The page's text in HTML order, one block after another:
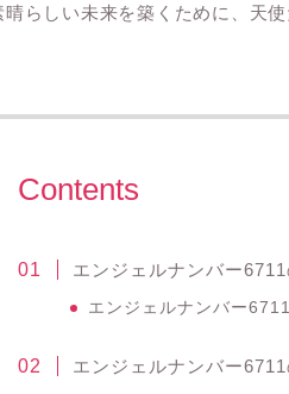
らしい未来を築くために、天
Contents
エンジェルナンバー
エンジェルナンバー
エンジェルナンバー